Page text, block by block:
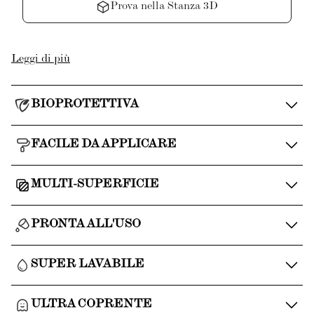
Prova nella Stanza 3D
Leggi di più
BIOPROTETTIVA
FACILE DA APPLICARE
MULTI-SUPERFICIE
PRONTA ALL'USO
SUPER LAVABILE
ULTRA COPRENTE